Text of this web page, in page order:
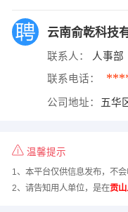
云南俞乾科技
联系人： 人事部
联系电话：
公司地址： 五华
温馨提示
1、本平台仅供信息发布，不
2、请告知用人单位，是在贡山